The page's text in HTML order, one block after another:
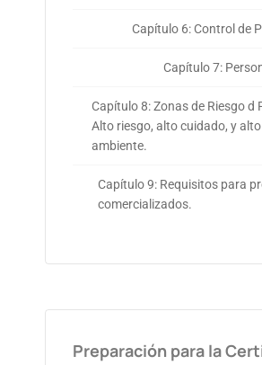
Capítulo 6: Control de
Capítulo 7:
Capítulo 8: Zonas de Riesgo d
Alto riesgo, alto cuidado, y
ambiente.
Capítulo 9: Requisitos para
comercializados.
Preparación para la